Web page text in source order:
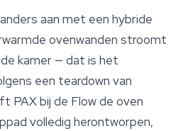
aan met een hybride
ovenwanden stroomt
kamer — dat is het
een teardown van
PAX bij de Flow de oven
volledig herontworpen,